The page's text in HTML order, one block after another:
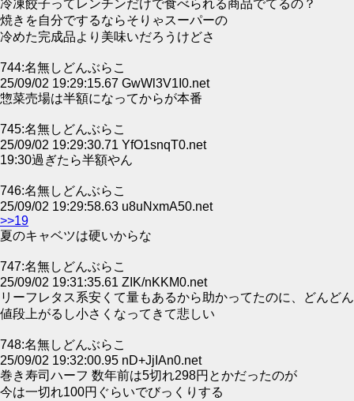
冷凍餃子ってレンチンだけで食べられる商品でてるの？
焼きを自分でするならそりゃスーパーの
冷めた完成品より美味いだろうけどさ
744:名無しどんぶらこ
25/09/02 19:29:15.67 GwWl3V1I0.net
惣菜売場は半額になってからが本番
745:名無しどんぶらこ
25/09/02 19:29:30.71 YfO1snqT0.net
19:30過ぎたら半額やん
746:名無しどんぶらこ
25/09/02 19:29:58.63 u8uNxmA50.net
>>19
夏のキャベツは硬いからな
747:名無しどんぶらこ
25/09/02 19:31:35.61 ZIK/nKKM0.net
リーフレタス系安くて量もあるから助かってたのに、どんどん
値段上がるし小さくなってきて悲しい
748:名無しどんぶらこ
25/09/02 19:32:00.95 nD+JjIAn0.net
巻き寿司ハーフ 数年前は5切れ298円とかだったのが
今は一切れ100円ぐらいでびっくりする